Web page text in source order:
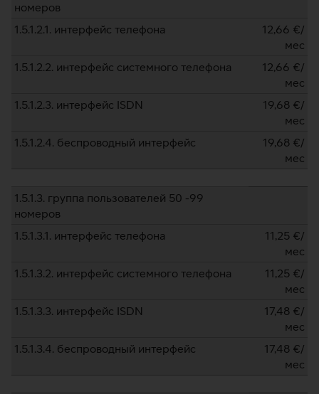
номеров
1.5.1.2.1. интерфейс телефона
12,66 €/
мес
1.5.1.2.2. интерфейс системного телефона
12,66 €/
мес
1.5.1.2.3. интерфейс ISDN
19,68 €/
мес
1.5.1.2.4. беспроводный интерфейс
19,68 €/
мес
1.5.1.3. группа пользователей 50 -99
номеров
1.5.1.3.1. интерфейс телефона
11,25 €/
мес
1.5.1.3.2. интерфейс системного телефона
11,25 €/
мес
1.5.1.3.3. интерфейс ISDN
17,48 €/
мес
1.5.1.3.4. беспроводный интерфейс
17,48 €/
мес